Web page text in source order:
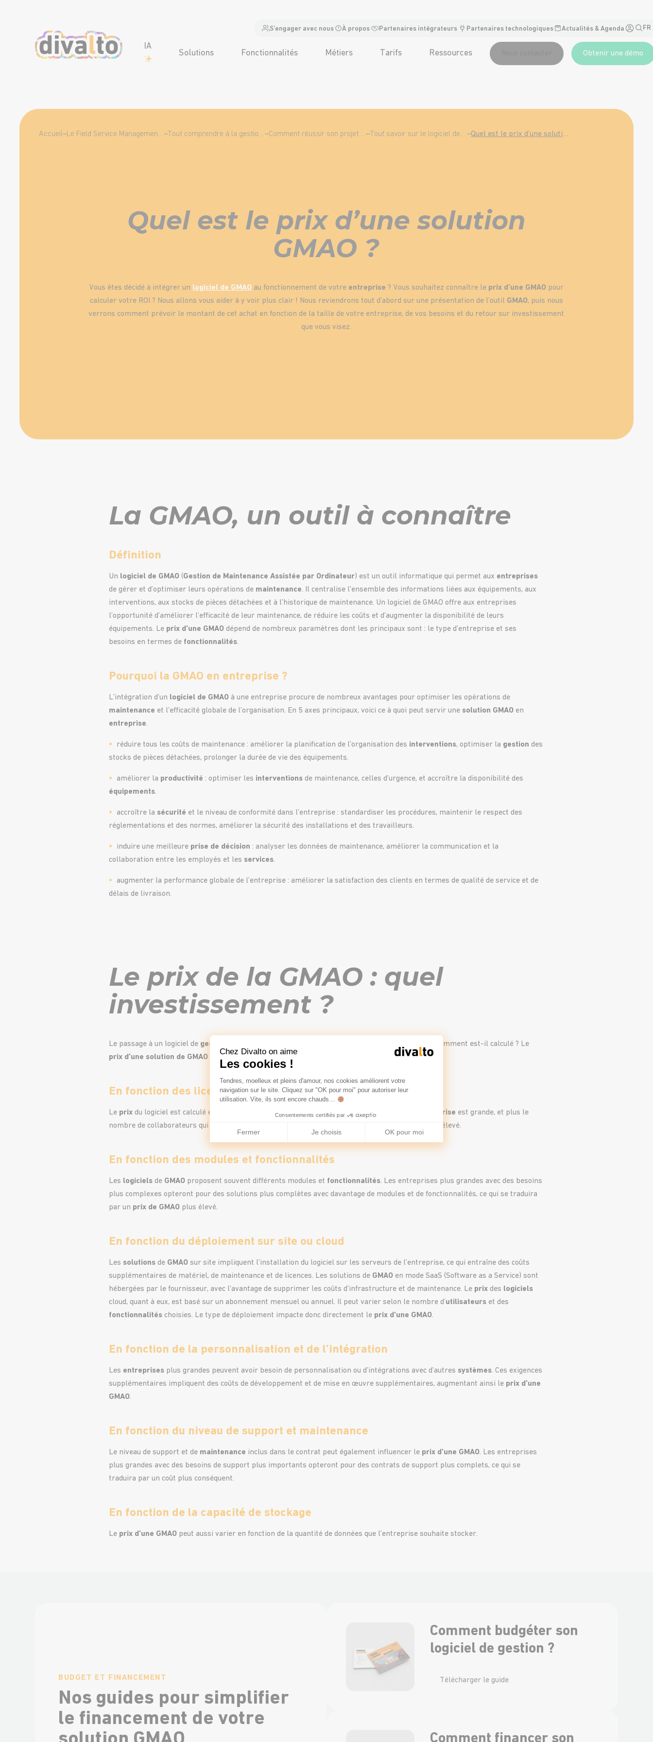
IA
Solutions Fonctionnalités Métiers Tarifs Ressources Obtenir une démo
S’engager avec nous À propos Partenaires intégrateurs Partenaires technologiques Actualités & Agenda FR
Accueil– Le Field Service Management (FSM), qu’est-ce que c’est ?– Tout comprendre à la gestion de la maintenance– Comment réussir son projet de GMAO ?– Tout savoir sur le logiciel de GMAO – Quel est le prix d’une solution GMAO ?
Quel est le prix d’une solution
GMAO ?
Vous êtes décidé à intégrer un logiciel de GMAO au fonctionnement de votre entreprise? Vous souhaitez connaître le prix d’une GMAO pour
calculer votre ROI ? Nous allons vous aider à y voir plus clair ! Nous reviendrons tout d’abord sur une présentation de l’outil GMAO, puis nous
verrons comment prévoir le montant de cet achat en fonction de la taille de votre entreprise, de vos besoins et du retour sur investissement
que vous visez.
La GMAO, un outil à connaître
Définition
Un logiciel de GMAO (Gestion de Maintenance Assistée par Ordinateur) est un outil informatique qui permet aux entreprises
de gérer et d’optimiser leurs opérations de maintenance. Il centralise l’ensemble des informations liées aux équipements, aux
interventions, aux stocks de pièces détachées et à l’historique de maintenance. Un logiciel de GMAO offre aux entreprises
l’opportunité d’améliorer l’efficacité de leur maintenance, de réduire les coûts et d’augmenter la disponibilité de leurs
équipements. Le prix d’une GMAO dépend de nombreux paramètres dont les principaux sont : le type d’entreprise et ses
besoins en termes de fonctionnalités.
Pourquoi la GMAO en entreprise ?
L’intégration d’un logiciel de GMAO à une entreprise procure de nombreux avantages pour optimiser les opérations de
maintenance et l’efficacité globale de l’organisation. En 5 axes principaux, voici ce à quoi peut servir une solution GMAO en
entreprise.
réduire tous les coûts de maintenance : améliorer la planification de l’organisation des interventions, optimiser la gestion des
stocks de pièces détachées, prolonger la durée de vie des équipements.
améliorer la productivité : optimiser les interventions de maintenance, celles d’urgence, et accroître la disponibilité des
équipements.
accroître la sécurité et le niveau de conformité dans l’entreprise : standardiser les procédures, maintenir le respect des
réglementations et des normes, améliorer la sécurité des installations et des travailleurs.
induire une meilleure prise de décision : analyser les données de maintenance, améliorer la communication et la
collaboration entre les employés et les services.
augmenter la performance globale de l’entreprise : améliorer la satisfaction des clients en termes de qualité de service et de
délais de livraison.
Le prix de la GMAO : quel
investissement ?
Le passage à un logiciel de gestion de maintenance assistée par ordinateur
comporte un coût. Comment est-il calculé ? Le
prix d’une solution de GMAO
elle-même et ses besoins.
En fonction des licences par utilisateur
Le prix du logiciel est calculé en fonction du nombre d’utilisateursqui y auront accès. Plus l’ entreprise est grande, et plus le
nombre de collaborateurs qui auront accès à la solution est important, plus le prix du logiciel sera élevé.
En fonction des modules et fonctionnalités
Les logiciels de GMAO proposent souvent différents modules et fonctionnalités. Les entreprises plus grandes avec des besoins
plus complexes opteront pour des solutions plus complètes avec davantage de modules et de fonctionnalités, ce qui se traduira
par un prix de GMAO plus élevé.
En fonction du déploiement sur site ou cloud
Les solutions de GMAO sur site impliquent l’installation du logiciel sur les serveurs de l’entreprise, ce qui entraîne des coûts
supplémentaires de matériel, de maintenance et de licences. Les solutions de GMAO en mode SaaS (Software as a Service) sont
hébergées par le fournisseur, avec l’avantage de supprimer les coûts d’infrastructure et de maintenance. Le prix des logiciels
cloud, quant à eux, est basé sur un abonnement mensuel ou annuel. Il peut varier selon le nombre d’utilisateurs et des
fonctionnalités choisies. Le type de déploiement impacte donc directement le prix d’une GMAO.
En fonction de la personnalisation et de l’intégration
Les entreprises plus grandes peuvent avoir besoin de personnalisation ou d’intégrations avec d’autres systèmes. Ces exigences
supplémentaires impliquent des coûts de développement et de mise en œuvre supplémentaires, augmentant ainsi le prix d’une
GMAO.
En fonction du niveau de support et maintenance
Le niveau de support et de maintenance inclus dans le contrat peut également influencer le prix d’une GMAO. Les entreprises
plus grandes avec des besoins de support plus importants opteront pour des contrats de support plus complets, ce qui se
traduira par un coût plus conséquent.
En fonction de la capacité de stockage
Le prix d’une GMAO peut aussi varier en fonction de la quantité de données que l’entreprise souhaite stocker.
BUDGET ET FINANCEMENT
Nos guides pour simplifier
le financement de votre
Comment budgéter son
logiciel de gestion ?
Télécharger le guide
Comment financer son
Chez Divalto on aime
Les cookies !
Plateforme de Gestion du Consentement : Personnalisez vos Options
Tendres, moelleux et pleins d'amour, nos cookies améliorent votre
navigation sur le site. Cliquez sur "OK pour moi" pour autoriser leur
utilisation. Vite, ils sont encore chauds…
Consentements certifiés par
Fermer Je choisis OK pour moi
Axeptio consent